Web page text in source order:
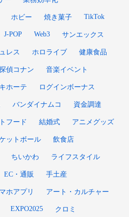
ホビー 焼き菓子 TikTok
J-POP Web3 サンエックス
レス ホロライブ 健康食品
偵コナン 音楽イベント
ホーテ ログインボーナス
バンダイナムコ 資金調達
フード 結婚式 アニメグッズ
ットボール 飲食店
ちいかわ ライフスタイル
EC・通販 手土産
ホアプリ アート・カルチャー
EXPO2025 クロミ